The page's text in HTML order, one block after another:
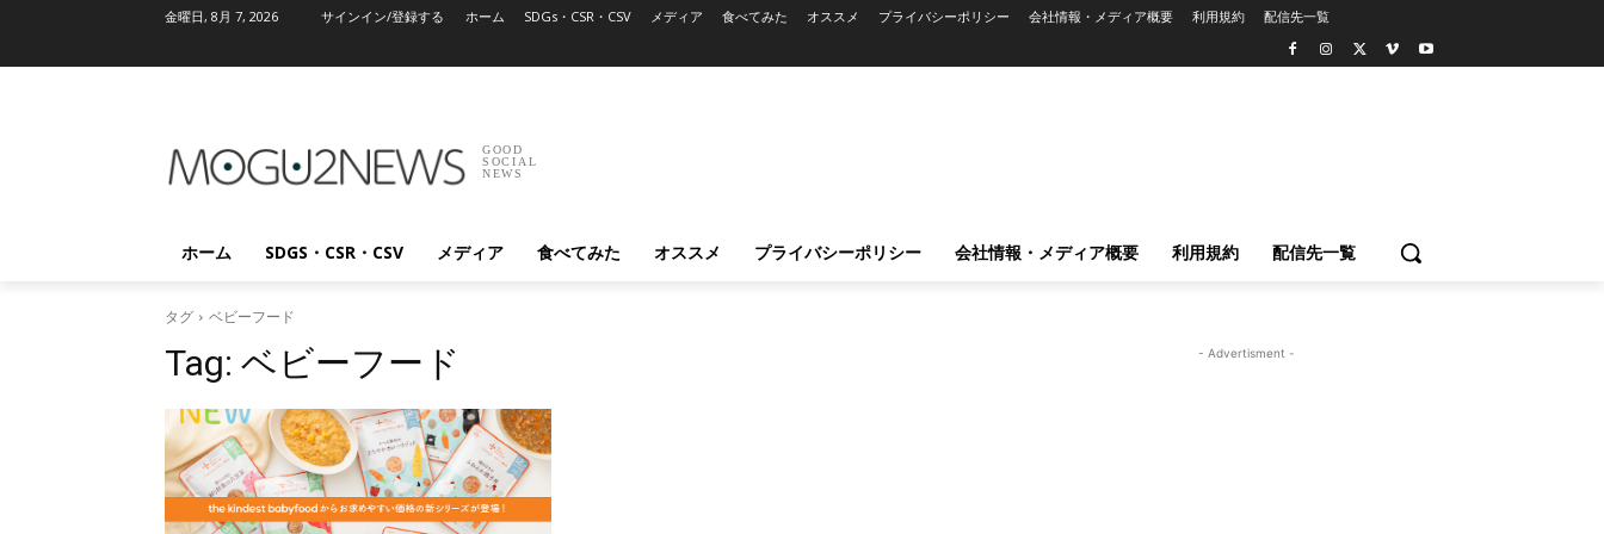
金曜日, 8月 7, 2026 サインイン/登録する ホーム SDGs・CSR・CSV メディア 食べてみた オススメ プライバシーポリシー 会社情報・メディア概要 利用規約 配信先一覧
GOOD
SOCIAL
NEWS
ホーム SDGS・CSR・CSV メディア 食べてみた オススメ プライバシーポリシー 会社情報・メディア概要 利用規約 配信先一覧
タグ ベビーフード
Tag: ベビーフード - Advertisment -